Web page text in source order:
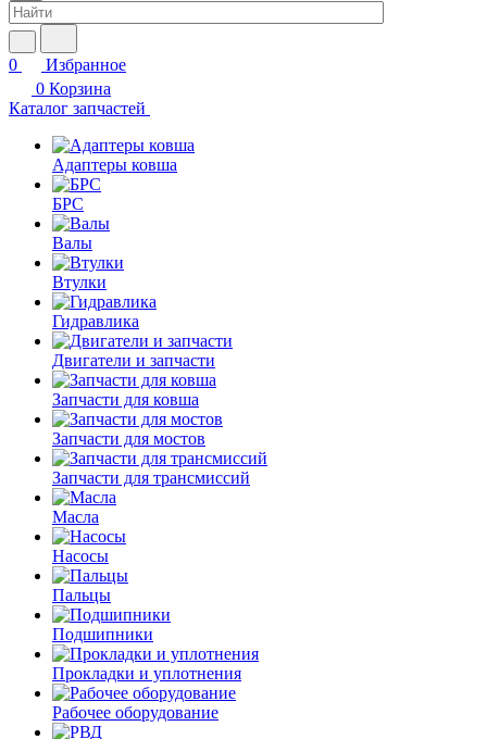
0
Избранное
0 Корзина
Каталог запчастей
Адаптеры ковша
БРС
Валы
Втулки
Гидравлика
Двигатели и запчасти
Запчасти для ковша
Запчасти для мостов
Запчасти для трансмиссий
Масла
Насосы
Пальцы
Подшипники
Прокладки и уплотнения
Рабочее оборудование